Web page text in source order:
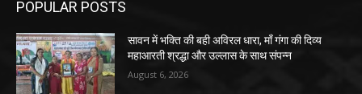
POPULAR POSTS
सावन में भक्ति की बही अविरल धारा, माँ गंगा की दिव्य
महाआरती श्रद्धा और उल्लास के साथ संपन्न
August 6, 2026